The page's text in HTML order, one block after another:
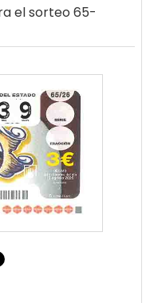
el sorteo 65-